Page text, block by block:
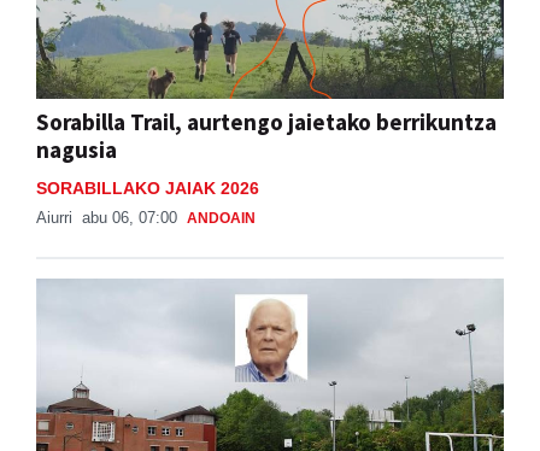
Sorabilla Trail, aurtengo jaietako berrikuntza
nagusia
SORABILLAKO JAIAK 2026
Aiurri abu 06, 07:00 ANDOAIN